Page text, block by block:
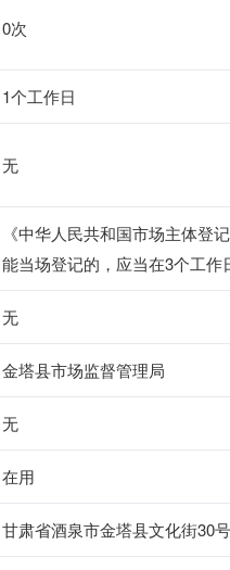
0次
1个工作日
无
《中华人民共和国市场主体登
能当场登记的，应当在3个工作
无
金塔县市场监督管理局
无
在用
甘肃省酒泉市金塔县文化街30